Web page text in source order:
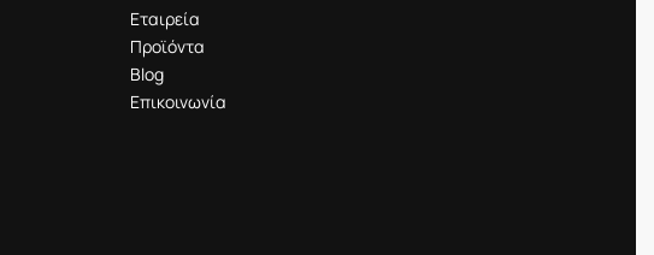
Εταιρεία
Προϊόντα
Blog
Επικοινωνία